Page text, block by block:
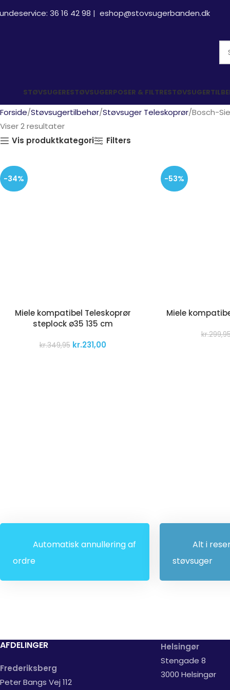
36 16 42 98 | eshop@stovsugerbanden.dk
STØVSUGERESTØVSUGERPOSER & FILTRE
Forside Støvsugertilbehør Støvsuger Teleskoprør Bosch-
Viser 2 resultater
Vis produktkategori
Filters
-34%
Miele kompatibel Teleskoprør
steplock ø35 135 cm
kr.349,95 kr.231,00
-53%
Miele
kr.
Automatisk annullering af
ordre
Alt i
støvsuger
AFDELINGER
Frederiksberg
Peter Bangs Vej 112
Helsingør
Stengade 8
3000 Helsingør